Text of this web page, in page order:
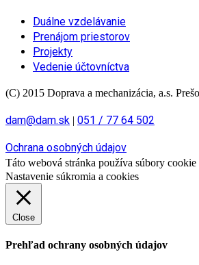
Duálne vzdelávanie
Prenájom priestorov
Projekty
Vedenie účtovníctva
(C) 2015 Doprava a mechanizácia, a.s.
dam@dam.sk | 051 / 77 64 502
Ochrana osobných údajov
Táto webová stránka používa súbory
Nastavenie súkromia a cookies
Close
Prehľad ochrany osobných údajov